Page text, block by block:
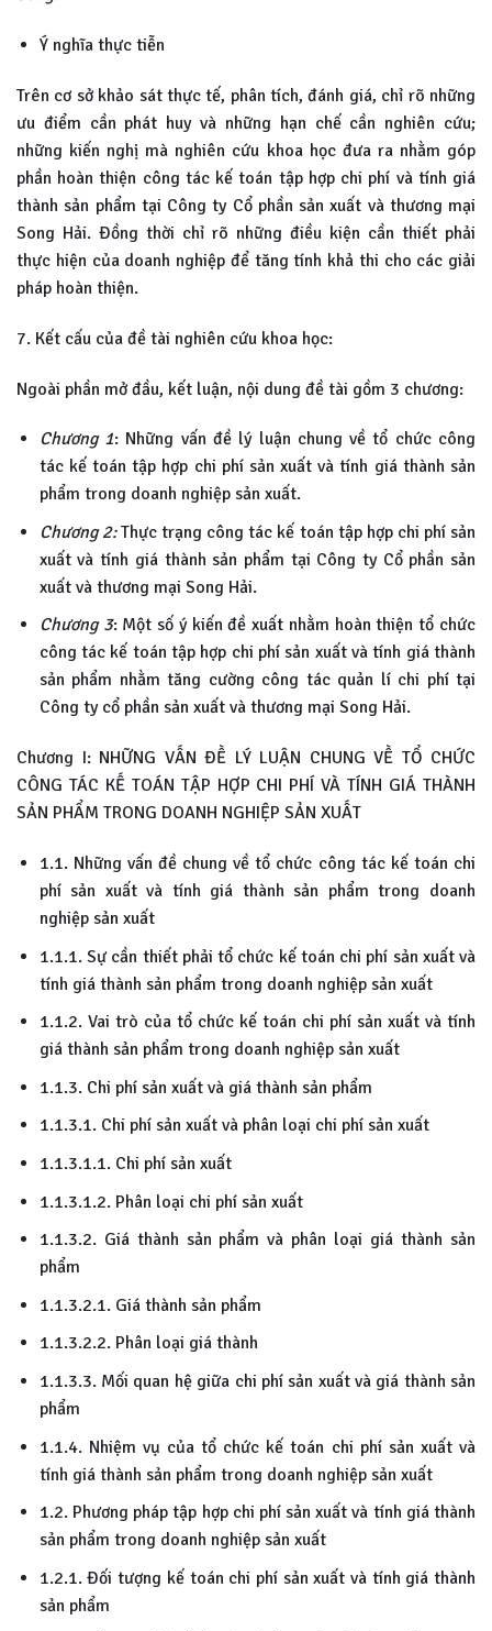
Ý nghĩa thực tiễn
Trên cơ sở khảo sát thực tế, phân tích, đánh giá, chỉ rõ những
ưu điểm cần phát huy và những hạn chế cần nghiên cứu;
những kiến nghị mà nghiên cứu khoa học đưa ra nhằm góp
phần hoàn thiện công tác kế toán tập hợp chi phí và tính giá
thành sản phẩm tại Công ty Cổ phần sản xuất và thương mại
Song Hải. Đồng thời chỉ rõ những điều kiện cần thiết phải
thực hiện của doanh nghiệp để tăng tính khả thi cho các giải
pháp hoàn thiện.
7. Kết cấu của đề tài nghiên cứu khoa học:
Ngoài phần mở đầu, kết luận, nội dung đề tài gồm 3 chương:
Chương 1: Những vấn đề lý luận chung về tổ chức công
tác kế toán tập hợp chi phí sản xuất và tính giá thành sản
phẩm trong doanh nghiệp sản xuất.
Chương 2:Thực trạng công tác kế toán tập hợp chi phí sản
xuất và tính giá thành sản phẩm tại Công ty Cổ phần sản
xuất và thương mại Song Hải.
Chương 3: Một số ý kiến đề xuất nhằm hoàn thiện tổ chức
công tác kế toán tập hợp chi phí sản xuất và tính giá thành
sản phẩm nhằm tăng cường công tác quản lí chi phí tại
Công ty cổ phần sản xuất và thương mại Song Hải.
Chương I: NHỮNG VẤN ĐỀ LÝ LUẬN CHUNG VỀ TỔ CHỨC
CÔNG TÁC KẾ TOÁN TẬP HỢP CHI PHÍ VÀ TÍNH GIÁ THÀNH
SẢN PHẨM TRONG DOANH NGHIỆP SẢN XUẤT
1.1. Những vấn đề chung về tổ chức công tác kế toán chi
phí sản xuất và tính giá thành sản phẩm trong doanh
nghiệp sản xuất
1.1.1. Sự cần thiết phải tổ chức kế toán chi phí sản xuất và
tính giá thành sản phẩm trong doanh nghiệp sản xuất
1.1.2. Vai trò của tổ chức kế toán chi phí sản xuất và tính
giá thành sản phẩm trong doanh nghiệp sản xuất
1.1.3. Chi phí sản xuất và giá thành sản phẩm
1.1.3.1. Chi phí sản xuất và phân loại chi phí sản xuất
1.1.3.1.1. Chi phí sản xuất
1.1.3.1.2. Phân loại chi phí sản xuất
1.1.3.2. Giá thành sản phẩm và phân loại giá thành sản
phẩm
1.1.3.2.1. Giá thành sản phẩm
1.1.3.2.2. Phân loại giá thành
1.1.3.3. Mối quan hệ giữa chi phí sản xuất và giá thành sản
phẩm
1.1.4. Nhiệm vụ của tổ chức kế toán chi phí sản xuất và
tính giá thành sản phẩm trong doanh nghiệp sản xuất
1.2. Phương pháp tập hợp chi phí sản xuất và tính giá thành
sản phẩm trong doanh nghiệp sản xuất
1.2.1. Đối tượng kế toán chi phí sản xuất và tính giá thành
sản phẩm